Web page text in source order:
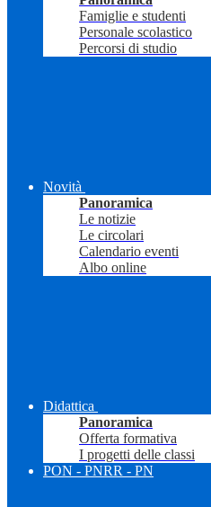
Famiglie e studenti
Personale scolastico
Percorsi di studio
Novità
Panoramica
Le notizie
Le circolari
Calendario eventi
Albo online
Didattica
Panoramica
Offerta formativa
I progetti delle classi
PON - PNRR - PN